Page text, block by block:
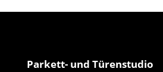
Parkett- und Türenstudio